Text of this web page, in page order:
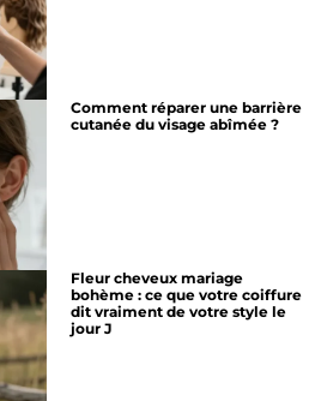
Comment réparer une barrière
cutanée du visage abîmée ?
Fleur cheveux mariage
bohème : ce que votre coiffure
dit vraiment de votre style le
jour J